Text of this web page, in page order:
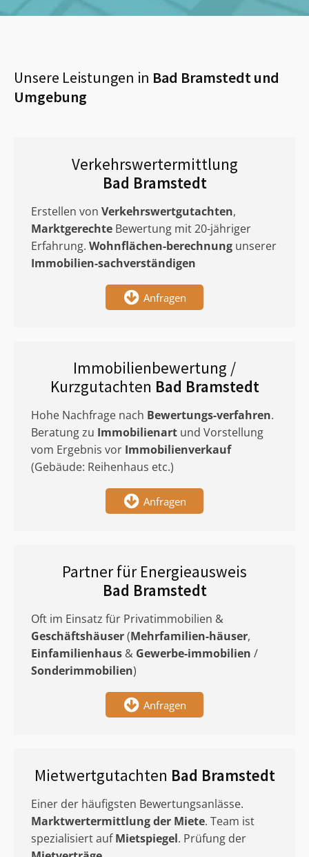
Unsere Leistungen in Bad Bramstedtund
Umgebung
Verkehrswertermittlung
Bad Bramstedt
Erstellen von Verkehrswertgutachten,
Marktgerechte Bewertung mit 20-jähriger
Erfahrung. Wohnflächen-berechnung unserer
Immobilien-sachverständigen
Anfragen
Immobilienbewertung /
Kurzgutachten Bad Bramstedt
Hohe Nachfrage nach Bewertungs-verfahren.
Beratung zu Immobilienart und Vorstellung
vom Ergebnis vor Immobilienverkauf
(Gebäude: Reihenhaus etc.)
Anfragen
Partner für Energieausweis
Bad Bramstedt
Oft im Einsatz für Privatimmobilien &
Geschäftshäuser(Mehrfamilien-häuser,
Einfamilienhaus & Gewerbe-immobilien /
Sonderimmobilien)
Anfragen
Mietwertgutachten Bad Bramstedt
Einer der häufigsten Bewertungsanlässe.
Marktwertermittlungder Miete. Team ist
spezialisiert aufMietspiegel. Prüfung der